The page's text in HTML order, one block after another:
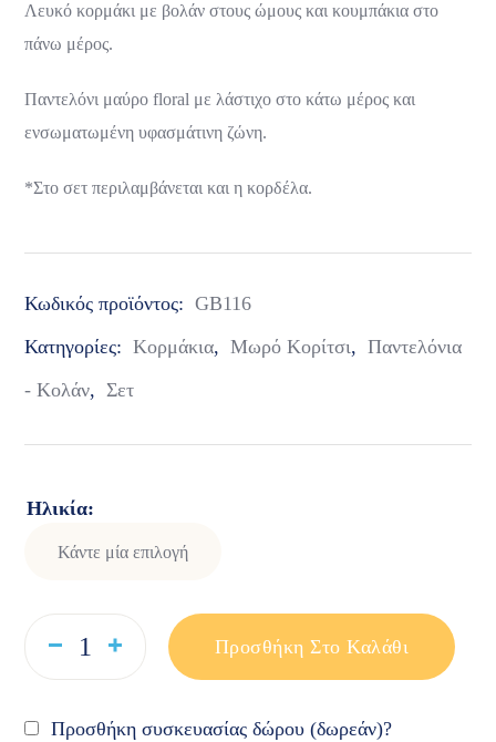
Λευκό κορμάκι με βολάν στους ώμους και κουμπάκια στο
πάνω μέρος.
Παντελόνι μαύρο floral με λάστιχο στο κάτω μέρος και
ενσωματωμένη υφασμάτινη ζώνη.
*Στο σετ περιλαμβάνεται και η κορδέλα.
Κωδικός προϊόντος: GB116
Κατηγορίες: Κορμάκια, Μωρό Κορίτσι, Παντελόνια
- Κολάν, Σετ
Ηλικία
Προσθήκη Στο Καλάθι
Προσθήκη συσκευασίας δώρου (δωρεάν)?